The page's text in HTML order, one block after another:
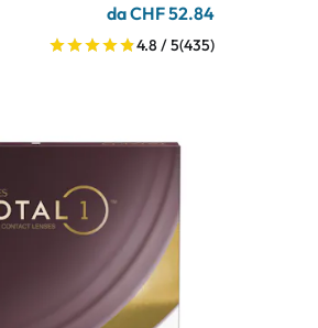
da CHF 52.84
4.8 / 5(435)